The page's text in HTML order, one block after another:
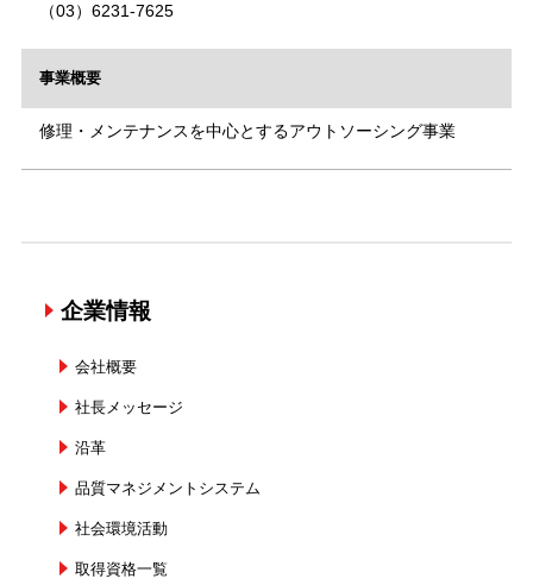
（03）6231-7625
事業概要
修理・メンテナンスを中心とするアウトソーシング事業
企業情報
会社概要
社長メッセージ
沿革
品質マネジメントシステム
社会環境活動
取得資格一覧